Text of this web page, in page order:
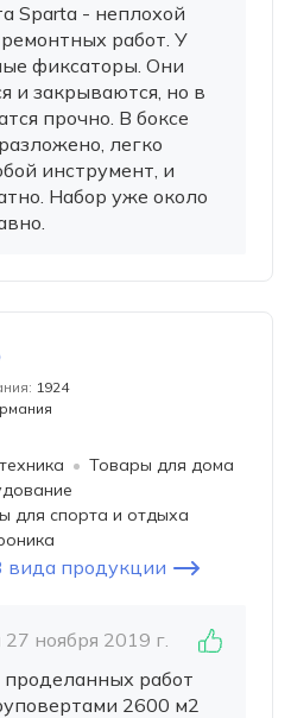
Sparta - неплохой
работ. У
фиксаторы. Они
и закрываются, но в
прочно. В боксе
легко
инструмент, и
Набор уже около
1924
Товары для дома
для спорта и отдыха
вида продукции
27 ноября 2019 г.
работ
2600 м2